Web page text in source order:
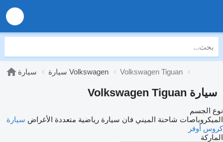
سيارة سيارة Volkswagen Volkswagen Tiguan
سيارة Volkswagen Tiguan
نوع الجسم
الميكروباصات شاحنة الميني فان سيارة رياضية متعددة الأغراض سيارة
كروس أوفر
الماركة